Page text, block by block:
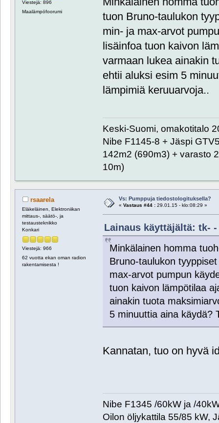
Viestejä: 896
Maalämpöfoorumi
tuon Bruno-taulukon
min- ja max-arvot
lisäinfoa tuon kaivon
varmaan lukea ainakin
ehtii aluksi esim 5
lämpimiä keruuarvoja..
Keski-Suomi, omakotitalo
Nibe F1145-8 + Jäspi
142m2 (690m3) + varasto
10m)
rsaarela
Eläkeläinen, Elektroniikan
mittaus-, säätö-, ja
testausteknikko
Konkari
Viestejä: 966
62 vuotta ekan oman radion
rakentamisesta !
Vs: Pumppuja tiedostologituksella?
« Vastaus #44 :29.01.15 - klo:08:29 »
Lainaus käyttäjältä: tk- -
Minkälainen homma
Bruno-taulukon
max-arvot pumpun
tuon kaivon lämpötilaa
ainakin tuota
5 minuuttia aina käydä?
Kannatan, tuo on hyvä
Nibe F1345 /60kW ja /
Oilon öljykattila 55/85 kW,